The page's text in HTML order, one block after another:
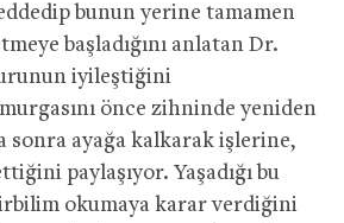
bunun yerine tamamen
başladığını anlatan Dr.
iyileştiğini
önce zihninde yeniden
sonra ayağa kalkarak işlerine,
paylaşıyor. Yaşadığı bu
okumaya karar verdiğini